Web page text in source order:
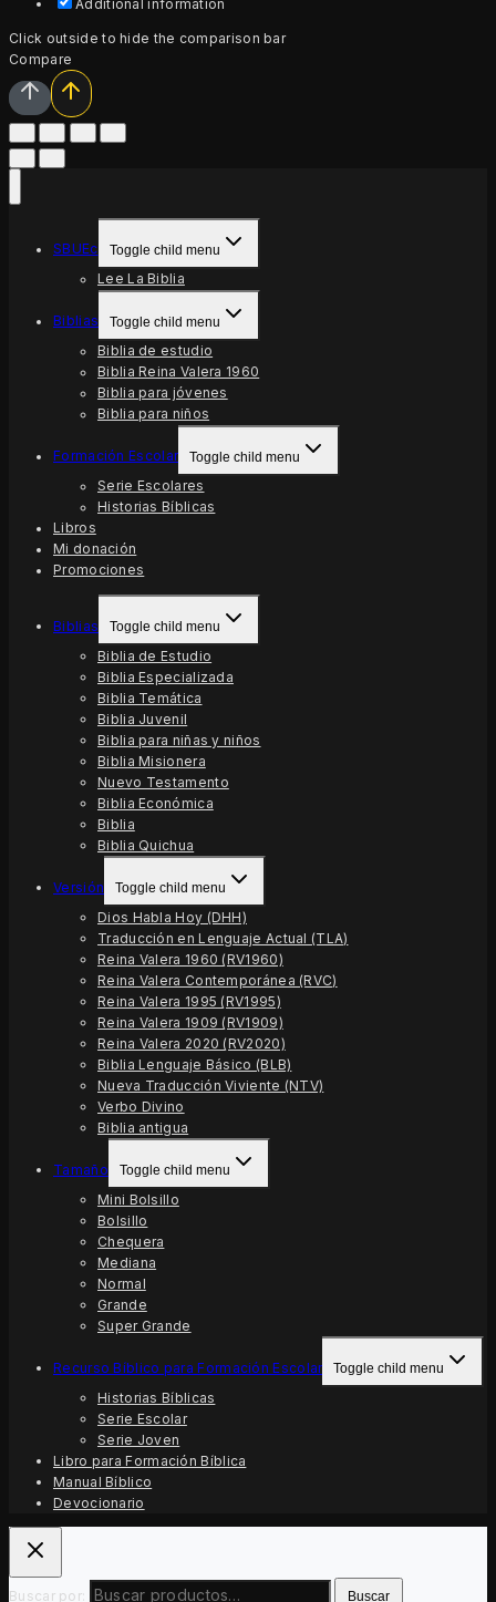
Additional information
Click outside to hide the comparison bar
Compare
SBUEc Toggle child menu
Lee La Biblia
Biblias Toggle child menu
Biblia de estudio
Biblia Reina Valera 1960
Biblia para jóvenes
Biblia para niños
Formación Escolar Toggle child menu
Serie Escolares
Historias Bíblicas
Libros
Mi donación
Promociones
Biblias Toggle child menu
Biblia de Estudio
Biblia Especializada
Biblia Temática
Biblia Juvenil
Biblia para niñas y niños
Biblia Misionera
Nuevo Testamento
Biblia Económica
Biblia
Biblia Quichua
Versión Toggle child menu
Dios Habla Hoy (DHH)
Traducción en Lenguaje Actual (TLA)
Reina Valera 1960 (RV1960)
Reina Valera Contemporánea (RVC)
Reina Valera 1995 (RV1995)
Reina Valera 1909 (RV1909)
Reina Valera 2020 (RV2020)
Biblia Lenguaje Básico (BLB)
Nueva Traducción Viviente (NTV)
Verbo Divino
Biblia antigua
Tamaño Toggle child menu
Mini Bolsillo
Bolsillo
Chequera
Mediana
Normal
Grande
Super Grande
Recurso Bíblico para Formación Escolar Toggle child menu
Historias Bíblicas
Serie Escolar
Serie Joven
Libro para Formación Bíblica
Manual Bíblico
Devocionario
Buscar por: Buscar